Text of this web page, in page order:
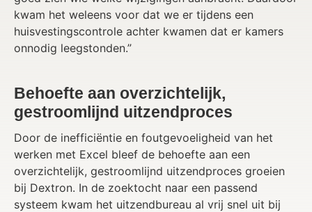
kwam het weleens voor dat we er tijdens een
huisvestingscontrole achter kwamen dat er kamers
onnodig leegstonden.”
Behoefte aan overzichtelijk,
gestroomlijnd uitzendproces
Door de inefficiëntie en foutgevoeligheid van het
werken met Excel bleef de behoefte aan een
overzichtelijk, gestroomlijnd uitzendproces groeien
bij Dextron. In de zoektocht naar een passend
systeem kwam het uitzendbureau al vrij snel uit bij